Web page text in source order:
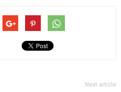
Next article